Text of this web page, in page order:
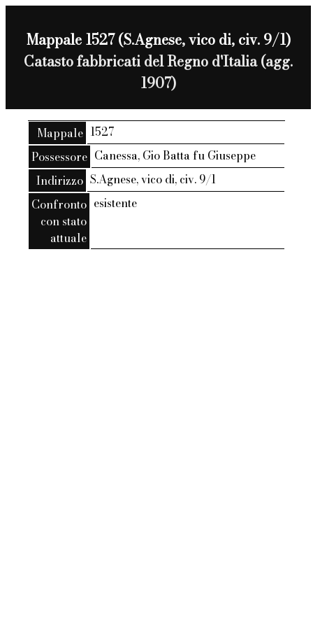
Mappale 1527 (S.Agnese, vico di, civ. 9/1)
Catasto fabbricati del Regno d'Italia (agg.
1907)
Mappale 1527
Possessore Canessa, Gio Batta fu Giuseppe
Indirizzo S.Agnese, vico di, civ. 9/1
Confronto
con stato
attuale
esistente